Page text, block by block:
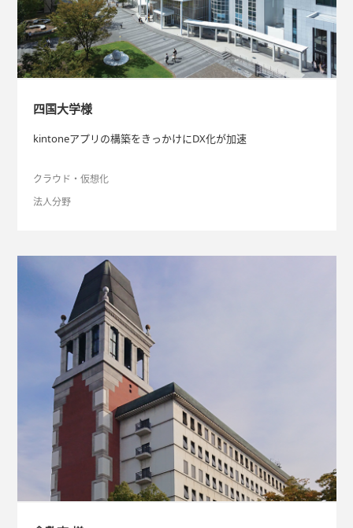
四国大学様
kintoneアプリの構築をきっかけにDX化が加速
クラウド・仮想化
法人分野